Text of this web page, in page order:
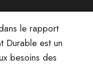
le rapport
Durable est un
besoins des